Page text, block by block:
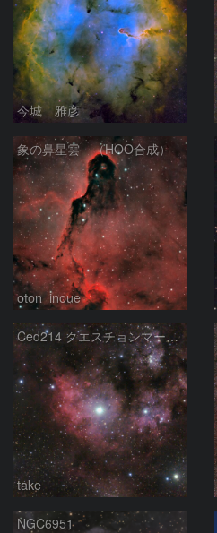
今城 雅彦
象の鼻星雲 （HOO合成）
oton_inoue
Ced214 クエスチョンマーク星雲の“心臓部”
take
NGC6951